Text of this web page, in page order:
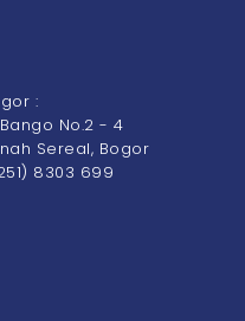
:
No.2 - 4
Sereal, Bogor
8303 699